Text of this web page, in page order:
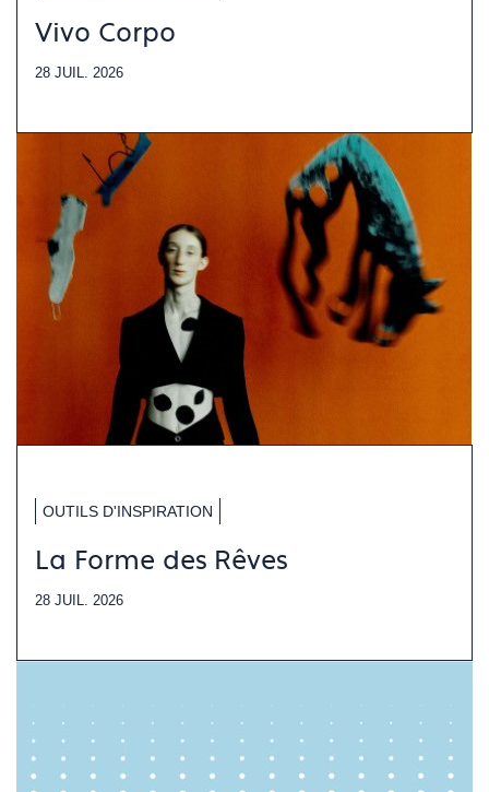
Vivo Corpo
28 JUIL. 2026
OUTILS D'INSPIRATION
La Forme des Rêves
28 JUIL. 2026